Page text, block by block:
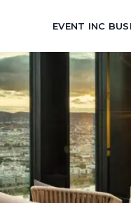
EVENT INC